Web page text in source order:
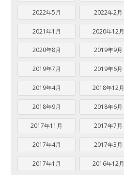
2022年5月 2022年2月
2021年1月 2020年12月
2020年8月 2019年9月
2019年7月 2019年6月
2019年4月 2018年12月
2018年9月 2018年6月
2017年11月 2017年7月
2017年4月 2017年3月
2017年1月 2016年12月